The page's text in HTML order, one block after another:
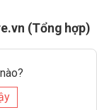
(Tổng hợp)